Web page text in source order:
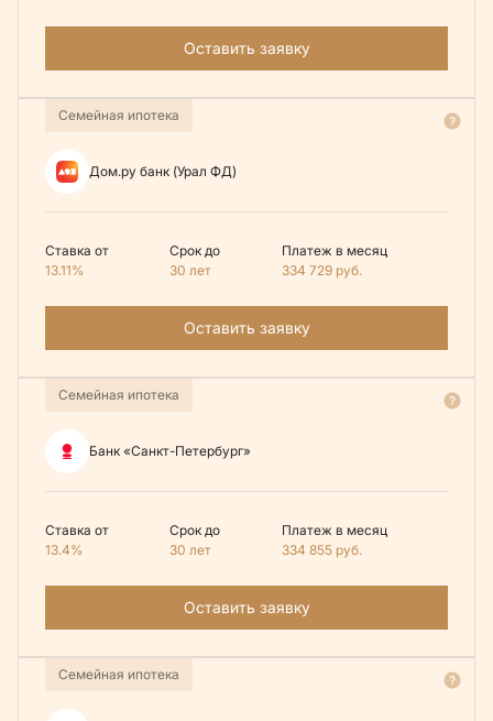
Оставить заявку
Семейная ипотека
Дом.ру банк (Урал ФД)
Ставка от
13.11%
Срок до
30 лет
Платеж в месяц
334 729 руб.
Оставить заявку
Семейная ипотека
Банк «Санкт-Петербург»
Ставка от
13.4%
Срок до
30 лет
Платеж в месяц
334 855 руб.
Оставить заявку
Семейная ипотека